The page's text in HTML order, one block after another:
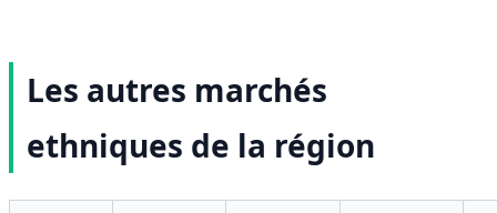
Les autres marchés
ethniques de la région